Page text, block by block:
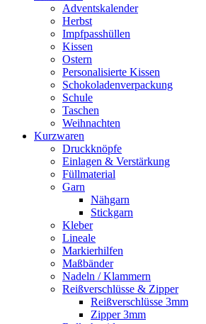
Adventskalender
Herbst
Impfpasshüllen
Kissen
Ostern
Personalisierte Kissen
Schokoladenverpackung
Schule
Taschen
Weihnachten
Kurzwaren
Druckknöpfe
Einlagen & Verstärkung
Füllmaterial
Garn
Nähgarn
Stickgarn
Kleber
Lineale
Markierhilfen
Maßbänder
Nadeln / Klammern
Reißverschlüsse & Zipper
Reißverschlüsse 3mm
Zipper 3mm